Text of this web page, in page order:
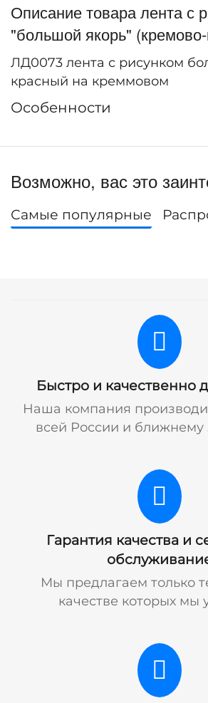
Описание товара лента с
"большой якорь"
ЛД0073 лента с рисунком
красный на креммовом
Особенности
Возможно, вас это
Самые популярные
Быстро и качественно
Наша компания
всей России и
Гарантия качества и
Мы предлагаем только
качестве которых мы